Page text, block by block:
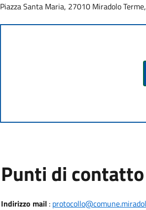
Piazza Santa Maria, 27010 Miradolo
Punti di contatto
Indirizzo mail: